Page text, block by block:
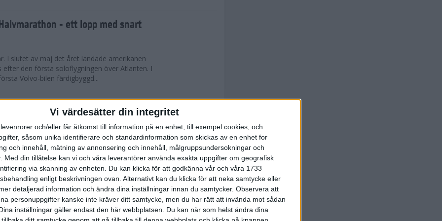
Vi värdesätter din integritet
och/eller får åtkomst till information på en enhet, till exempel cookies, och
såsom unika identifierare och standardinformation som skickas av en enhet for
och innehåll, mätning av annonsering och innehåll, målgruppsundersokningar och
Med din tillåtelse kan vi och våra leverantörer använda exakta uppgifter om geografisk
via skanning av enheten. Du kan klicka för att godkänna vår och våra 1733
enligt beskrivningen ovan. Alternativt kan du klicka för att neka samtycke eller
detaljerad information och ändra dina inställningar innan du samtycker. Observera att
personuppgifter kanske inte kräver ditt samtycke, men du har rätt att invända mot sådan
inställningar gäller endast den här webbplatsen. Du kan när som helst ändra dina
- ett lopp med snart
I slutet av maj det året landade amerikanen
efter den första soloflygningen över Atlanten. I
Volvo-bilen färdigbyggd...
till marans skapare
tisdagskvällen tilldelades Anders Olsson, som
starta Stockholm Marathon startades 1979,
för motionslöpningens ut...
och återhämtning
FLOWLIFE | Att springa under
utmaning som stärker både kropp och